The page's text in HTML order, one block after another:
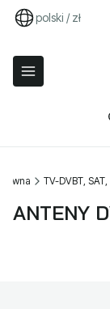
polski / zł
TV-DVBT,
ANTENY